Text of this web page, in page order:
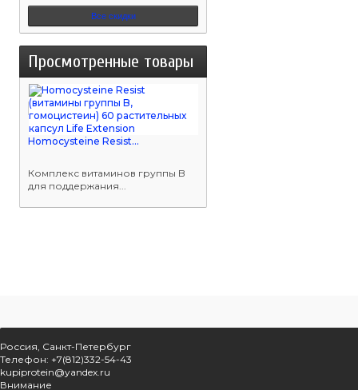
Все скидки
Просмотренные товары
Homocysteine Resist...
Комплекс витаминов группы B
для поддержания...
Россия, Санкт-Петербург
Телефон: +7(812)332-54-43
kupiprotein@yandex.ru
Внимание